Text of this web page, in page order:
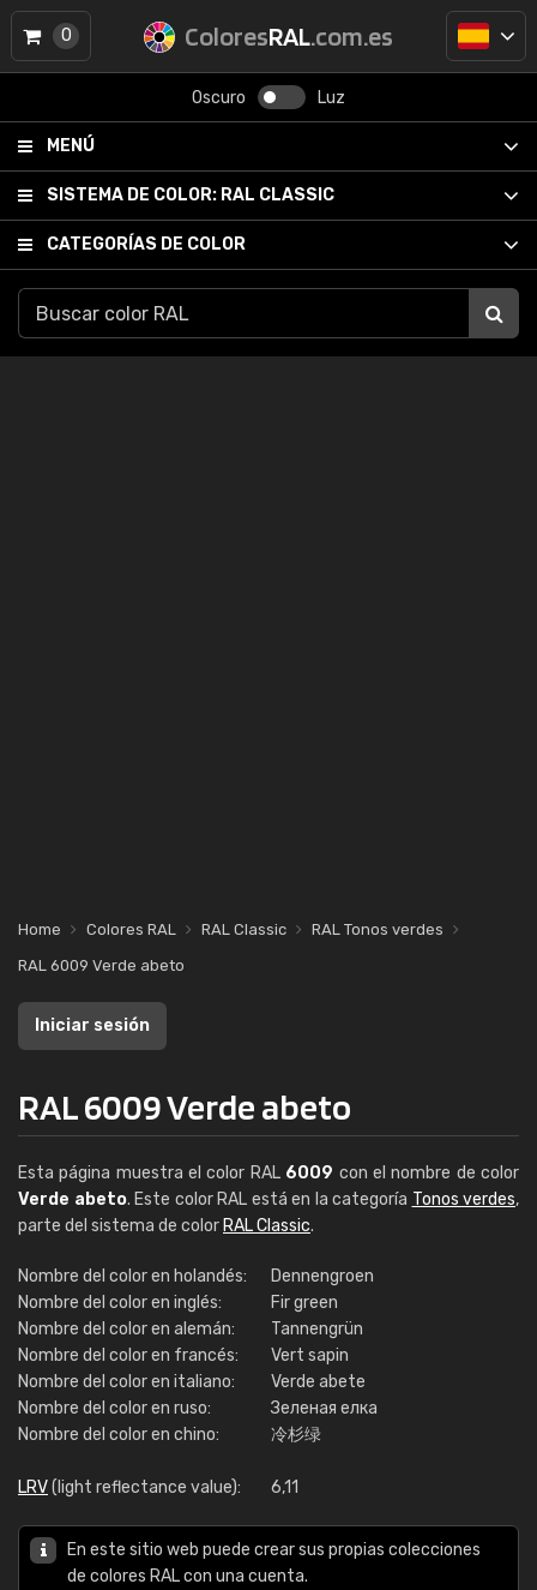
ColoresRAL.com.es
Oscuro Luz
MENÚ
SISTEMA DE COLOR: RAL CLASSIC
CATEGORÍAS DE COLOR
0
Home Colores RAL RAL Classic
RAL Tonos verdes
RAL 6009 Verde abeto
Iniciar sesión
RAL 6009 Verde abeto
Esta página muestra el color RAL 6009 con el nombre de color
Verde abeto. Este color RAL está en la categoría Tonos verdes,
parte del sistema de color RAL Classic.
Nombre del color en holandés:
Dennengroen
Nombre del color en inglés:
Fir green
Nombre del color en alemán:
Tannengrün
Nombre del color en francés:
Vert sapin
Nombre del color en italiano:
Verde abete
Nombre del color en ruso:
Зеленая елка
Nombre del color en chino:
冷杉绿
LRV(light reflectance value): 6,11
En este sitio web puede crear sus propias colecciones
de colores RAL con una cuenta.